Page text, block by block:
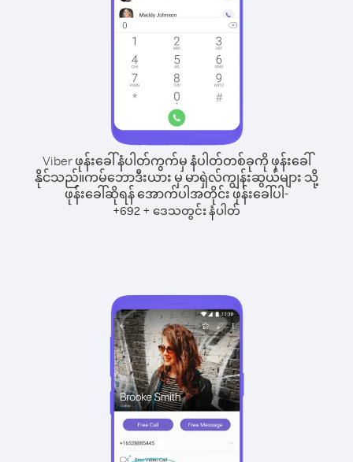
Viber ဖုန်းခေါ်နံပါတ်ကွက်မှ နံပါတ်တစ်ခုကို ဖုန်းခေါ်
နိုင်သည်။ကမ်ဘောဒီးယား မှ မာရှဲလ်ကျွန်းဆွယ်များ သို့
ဖုန်းခေါ်ဆိုရန် အောက်ပါအတိုင်း ဖုန်းခေါ်ပါ-
+692 + ဒေသတွင်း နံပါတ်